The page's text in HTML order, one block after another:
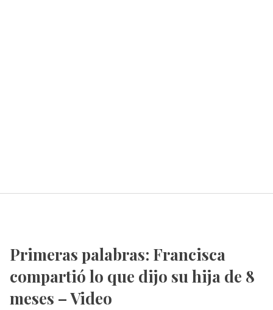
Primeras palabras: Francisca
compartió lo que dijo su hija de 8
meses – Video